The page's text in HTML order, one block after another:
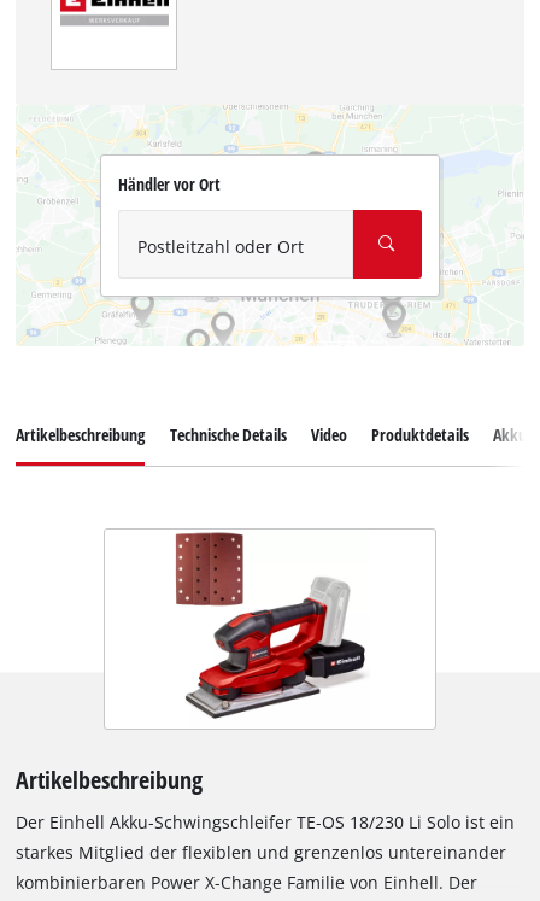
Händler vor Ort
Postleitzahl oder Ort
Artikelbeschreibung Technische Details Video Produktdetails
Artikelbeschreibung
Der Einhell Akku-Schwingschleifer TE-OS 18/230 Li Solo ist ein
starkes Mitglied der flexiblen und grenzenlos untereinander
kombinierbaren Power X-Change Familie von Einhell. Der